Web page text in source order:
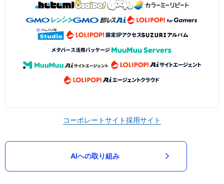
コーポレートサイト採用サイト
AIへの取り組み